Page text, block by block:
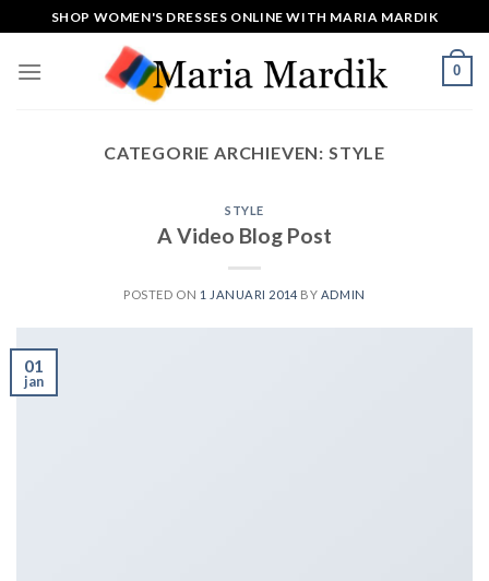
to
content
SHOP WOMEN'S DRESSES ONLINE WITH MARIA MARDIK
0
CATEGORIE ARCHIEVEN: STYLE
STYLE
A Video Blog Post
POSTED ON 1 JANUARI 2014 BY ADMIN
01
jan